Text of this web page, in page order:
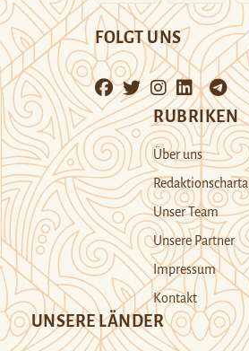
FOLGT UNS
RUBRIKEN
Über uns
Redaktionscharta
Unser Team
Unsere Partner
Impressum
Kontakt
UNSERE LÄNDER